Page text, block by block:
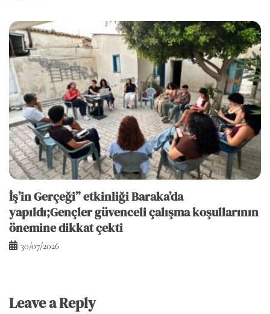
İş’in Gerçeği” etkinliği Baraka’da
yapıldı;Gençler güvenceli çalışma koşullarının
önemine dikkat çekti
30/07/2026
Leave a Reply